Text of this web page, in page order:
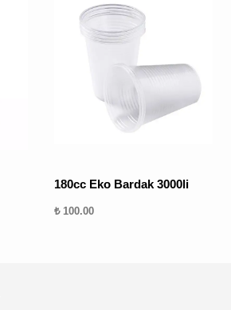
180cc Eko Bardak 3000li
₺ 100.00